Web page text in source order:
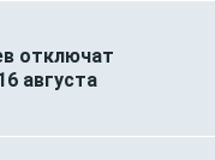
отключат
августа